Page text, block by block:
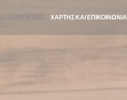
ΑΞΙΟΛΟΓΉΣΕΙΣ ΧΆΡΤΗΣ ΚΑΙ ΕΠΙΚΟΙΝΩΝΊΑ